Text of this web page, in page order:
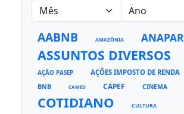
AABNB AMAZÔNIA ANAPAR
ASSUNTOS DIVERSOS
AÇÃO PASEP AÇÕES IMPOSTO DE RENDA
BNB CAMED CAPEF CINEMA
COTIDIANO CULTURA